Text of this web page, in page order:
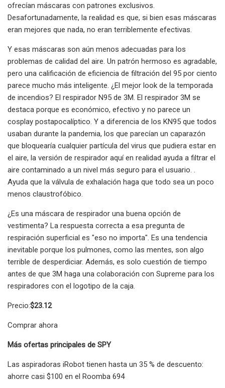
ofrecían máscaras con patrones exclusivos.
Desafortunadamente, la realidad es que, si bien esas máscaras
eran mejores que nada, no eran terriblemente efectivas.
Y esas máscaras son aún menos adecuadas para los
problemas de calidad del aire. Un patrón hermoso es agradable,
pero una calificación de eficiencia de filtración del 95 por ciento
parece mucho más inteligente. ¿El mejor look de la temporada
de incendios? El respirador N95 de 3M. El respirador 3M se
destaca porque es económico, efectivo y no parece un
cosplay postapocalíptico. Y a diferencia de los KN95 que todos
usaban durante la pandemia, los que parecían un caparazón
que bloquearía cualquier partícula del virus que pudiera estar en
el aire, la versión de respirador aquí en realidad ayuda a filtrar el
aire contaminado a un nivel más seguro para el usuario. .
Ayuda que la válvula de exhalación haga que todo sea un poco
menos claustrofóbico.
¿Es una máscara de respirador una buena opción de
vestimenta? La respuesta correcta a esa pregunta de
respiración superficial es "eso no importa". Es una tendencia
inevitable porque los pulmones, como las mentes, son algo
terrible de desperdiciar. Además, es solo cuestión de tiempo
antes de que 3M haga una colaboración con Supreme para los
respiradores con el logotipo de la caja.
Precio:$23.12
Comprar ahora
Más ofertas principales de SPY
Las aspiradoras iRobot tienen hasta un 35 % de descuento:
ahorre casi $100 en el Roomba 694